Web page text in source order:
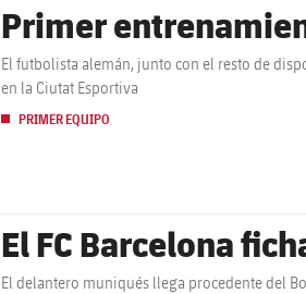
Primer
El futbolista alemán, junto con el resto de
en la Ciutat Esportiva
PRIMER EQUIPO
El FC Barcelona
El delantero muniqués llega procedente del